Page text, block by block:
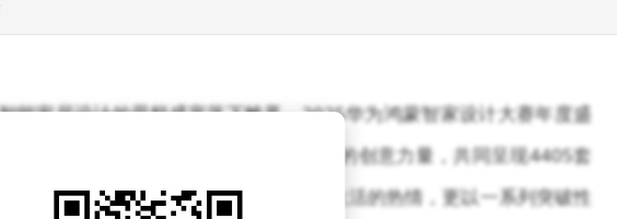
能家居设计的思想盛宴落下帷幕。2025华为鸿蒙智家设计大赛年度盛
聚全国3883位智装设计师、133座城市的创意力量，共同呈现4405套
，不仅见证了1000万+用户对全屋智能生活的热情，更以一系列突破性